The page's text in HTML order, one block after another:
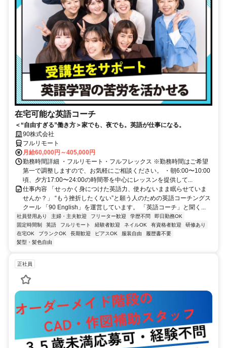
在宅可能な英語コーチ
＜“自由すぎる”働き方＞家でも、夜でも。英語が仕事になる。
90株式会社
フルリモート
月給60,000円～405,000円
勤務時間詳細 ・フルリモート・フルフレックス ※勤務時間はご希望
第一で調整しますので、お気軽にご相談ください。 ・朝6:00〜10:00
頃、夕方17:00〜24:00の時間帯を中心にレッスンを提供して...
仕事内容 「せっかく身につけた英語力、使わないまま眠らせていま
せんか？」 “もう挫折したくない”と願う人のための英語コーチングス
クール 「90 English」を運営しています。 「英語コーチ」と聞く...
社員登用あり 主婦・主夫歓迎 フリーター歓迎 学歴不問
即日勤務OK
固定時間制
英語 フルリモート 経験者歓迎 ネイルOK 有資格者歓迎
研修あり
在宅OK
ブランクOK 長期歓迎 ピアスOK 服装自由
履歴書不要
髪型・髪色自由
正社員